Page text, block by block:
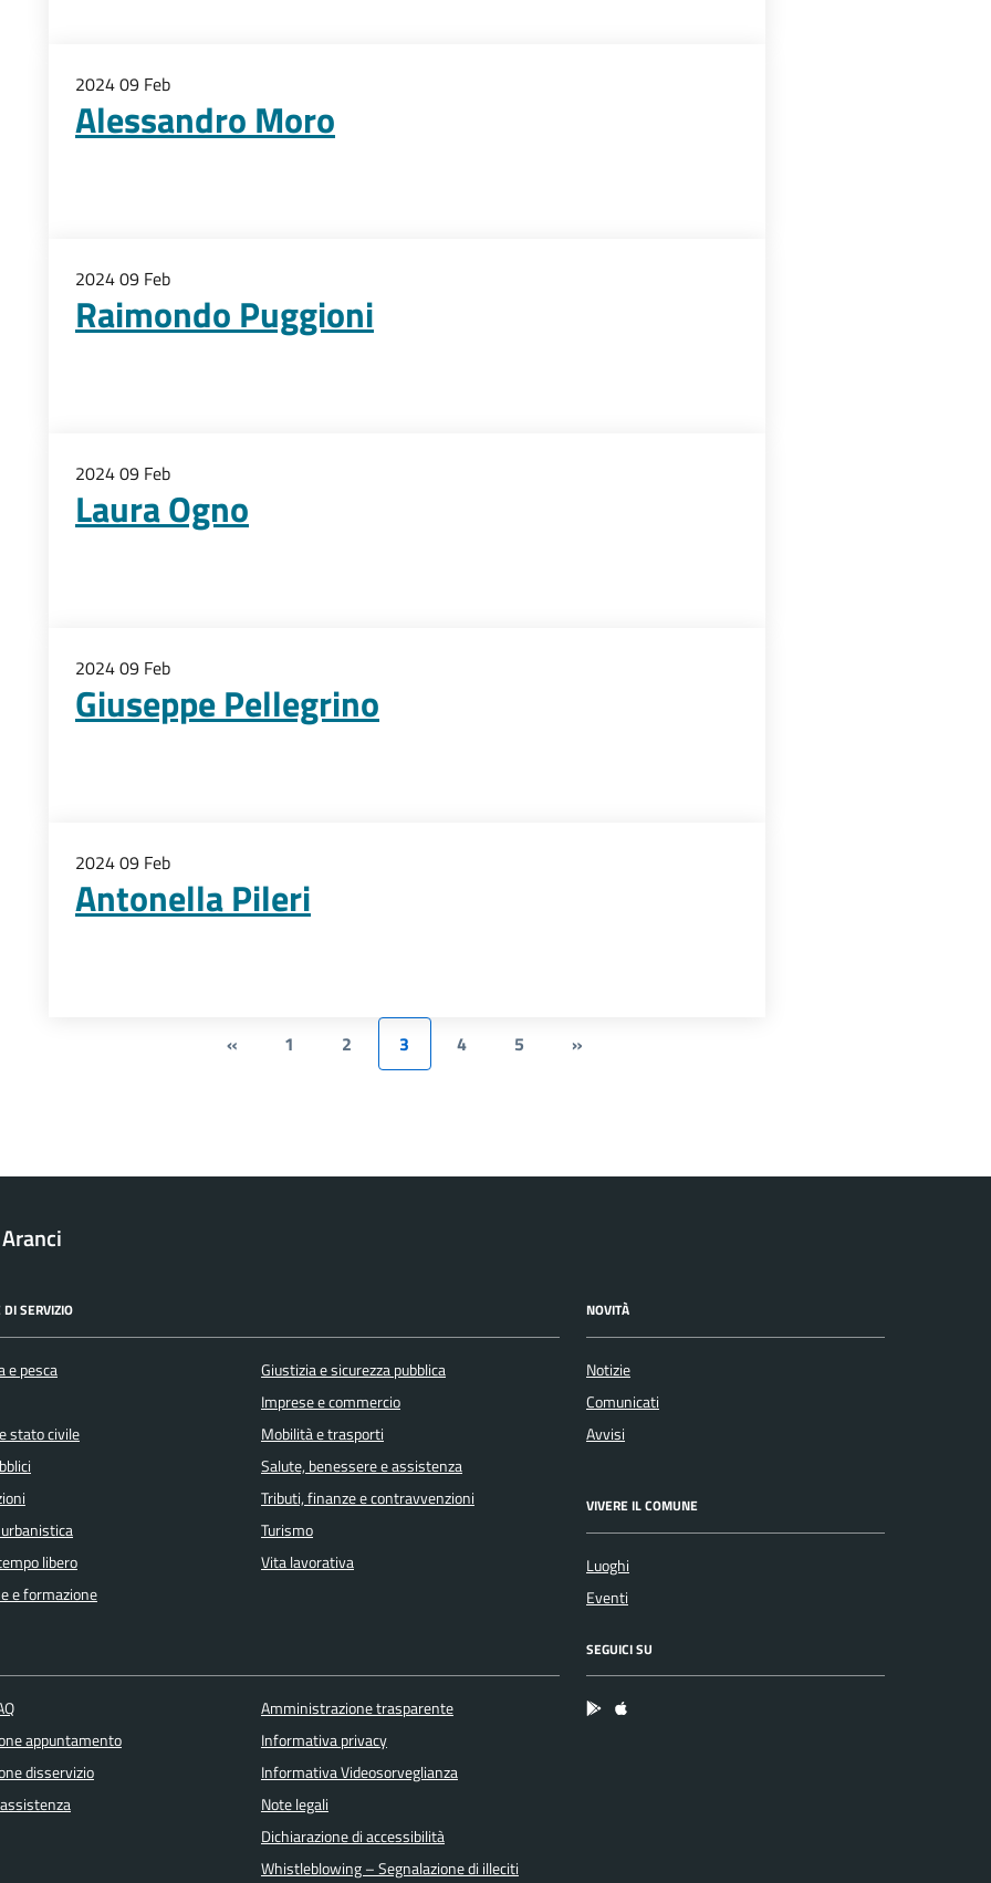
202409 Feb
Alessandro Moro
202409 Feb
Raimondo Puggioni
202409 Feb
Laura Ogno
202409 Feb
Giuseppe Pellegrino
202409 Feb
Antonella Pileri
« 1 2 3 4 5 »
DI SERVIZIO
e pesca
stato civile
libero
e formazione
Giustizia e sicurezza pubblica
Imprese e commercio
Mobilità e trasporti
Salute, benessere e assistenza
Tributi, finanze e contravvenzioni
Turismo
Vita lavorativa
NOVITÀ
Notizie
Comunicati
Avvisi
VIVERE IL COMUNE
Luoghi
Eventi
appuntamento
disservizio
Amministrazione trasparente
Informativa privacy
Informativa Videosorveglianza
Note legali
Dichiarazione di accessibilità
Whistleblowing – Segnalazione di illeciti
SEGUICI SU
App Android
App IOS